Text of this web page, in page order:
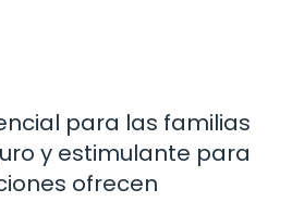
para las familias
y estimulante para
ofrecen